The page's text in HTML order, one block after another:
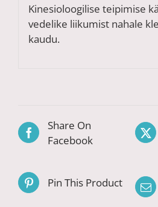
Kinesioloogilise teipimise
vedelike liikumist nahale
kaudu.
Share On
Facebook
Pin This Product